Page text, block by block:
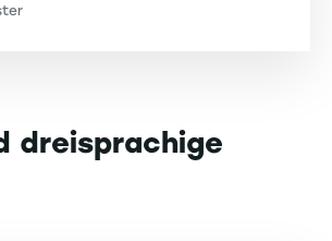
dreisprachige